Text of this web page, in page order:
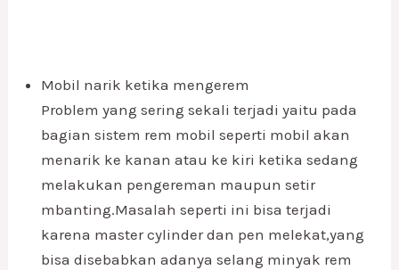
Mobil narik ketika mengerem
Problem yang sering sekali terjadi yaitu pada
bagian sistem rem mobil seperti mobil akan
menarik ke kanan atau ke kiri ketika sedang
melakukan pengereman maupun setir
mbanting.Masalah seperti ini bisa terjadi
karena master cylinder dan pen melekat,yang
bisa disebabkan adanya selang minyak rem